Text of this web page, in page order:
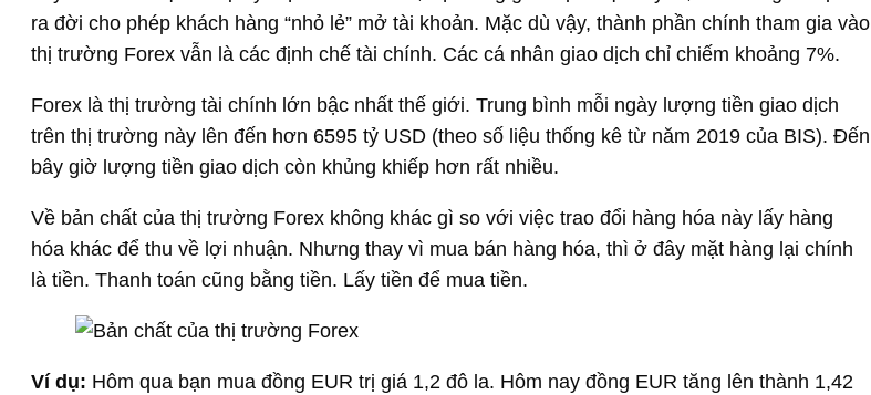
ra đời cho phép khách hàng “nhỏ lẻ” mở tài khoản. Mặc dù vậy, thành phần chính tham gia vào
thị trường Forex vẫn là các định chế tài chính. Các cá nhân giao dịch chỉ chiếm khoảng 7%.
Forex là thị trường tài chính lớn bậc nhất thế giới. Trung bình mỗi ngày lượng tiền giao dịch
trên thị trường này lên đến hơn 6595 tỷ USD (theo số liệu thống kê từ năm 2019 của BIS). Đến
bây giờ lượng tiền giao dịch còn khủng khiếp hơn rất nhiều.
Về bản chất của thị trường Forex không khác gì so với việc trao đổi hàng hóa này lấy hàng
hóa khác để thu về lợi nhuận. Nhưng thay vì mua bán hàng hóa, thì ở đây mặt hàng lại chính
là tiền. Thanh toán cũng bằng tiền. Lấy tiền để mua tiền.
Ví dụ: Hôm qua bạn mua đồng EUR trị giá 1,2 đô la. Hôm nay đồng EUR tăng lên thành 1,42